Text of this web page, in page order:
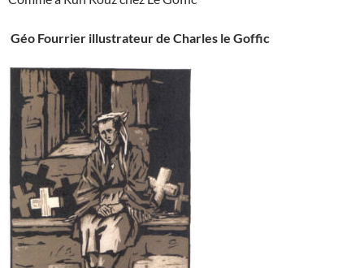
Géo Fourrier illustrateur de Charles le Goffic